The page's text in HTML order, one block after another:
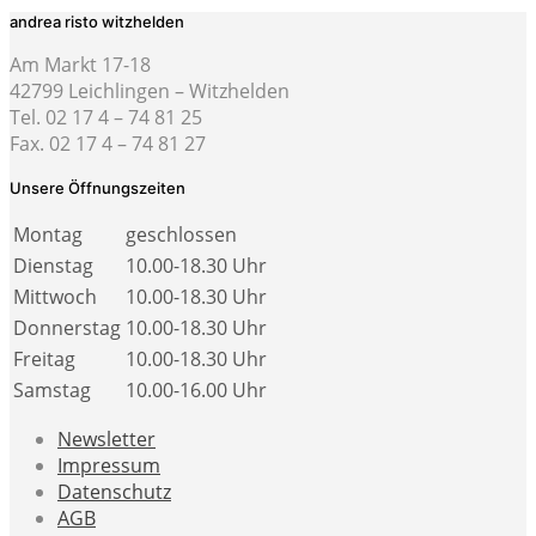
andrea risto witzhelden
Am Markt 17-18
42799 Leichlingen – Witzhelden
Tel. 02 17 4 – 74 81 25
Fax. 02 17 4 – 74 81 27
Unsere Öffnungszeiten
Montag
geschlossen
Dienstag
10.00-18.30 Uhr
Mittwoch
10.00-18.30 Uhr
Donnerstag 10.00-18.30 Uhr
Freitag
10.00-18.30 Uhr
Samstag
10.00-16.00 Uhr
Newsletter
Impressum
Datenschutz
AGB